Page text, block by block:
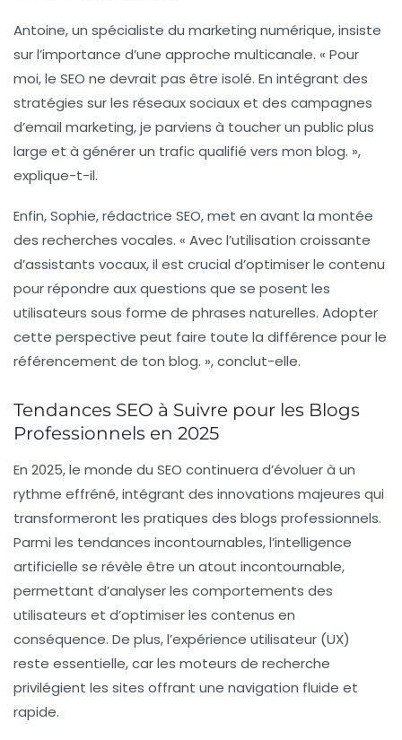
Antoine, un spécialiste du marketing numérique, insiste
sur l’importance d’une approche multicanale. « Pour
moi, le SEO ne devrait pas être isolé. En intégrant des
stratégies sur les réseaux sociaux et des campagnes
d’email marketing, je parviens à toucher un public plus
large et à générer un trafic qualifié vers mon blog. »,
explique-t-il.
Enfin, Sophie, rédactrice SEO, met en avant la montée
des recherches vocales. « Avec l’utilisation croissante
d’assistants vocaux, il est crucial d’optimiser le contenu
pour répondre aux questions que se posent les
utilisateurs sous forme de phrases naturelles. Adopter
cette perspective peut faire toute la différence pour le
référencement de ton blog. », conclut-elle.
Tendances SEO à Suivre pour les Blogs
Professionnels en 2025
En 2025, le monde du SEO continuera d’évoluer à un
rythme effréné, intégrant des innovations majeures qui
transformeront les pratiques des blogs professionnels.
Parmi les tendances incontournables, l’intelligence
artificielle se révèle être un atout incontournable,
permettant d’analyser les comportements des
utilisateurs et d’optimiser les contenus en
conséquence. De plus, l’expérience utilisateur (UX)
reste essentielle, car les moteurs de recherche
privilégient les sites offrant une navigation fluide et
rapide.